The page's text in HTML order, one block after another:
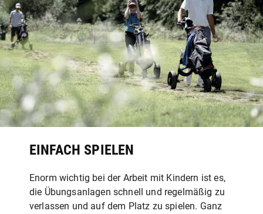
EINFACH SPIELEN
Enorm wichtig bei der Arbeit mit Kindern ist es,
die Übungsanlagen schnell und regelmäßig zu
verlassen und auf dem Platz zu spielen. Ganz